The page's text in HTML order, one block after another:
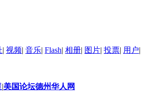
| 视频| 音乐| Flash| 相册| 图片| 投票| 用户|
|美国论坛德州华人网